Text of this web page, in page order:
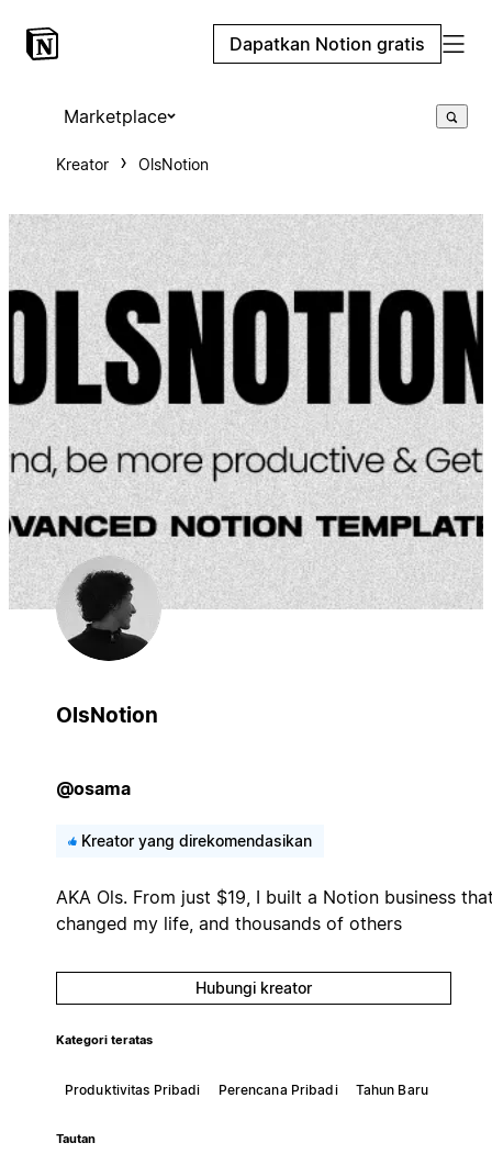
Dapatkan Notion gratis
Marketplace
Kreator OlsNotion
OlsNotion
@osama
Kreator yang direkomendasikan
AKA Ols. From just $19, I built a Notion business
changed my life, and thousands of others
Hubungi kreator
Kategori teratas
Produktivitas Pribadi Perencana Pribadi Tahun Baru
Tautan